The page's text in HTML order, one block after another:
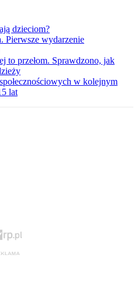
dzieciom?
Pierwsze wydarzenie
to przełom. Sprawdzono, jak
w kolejnym
lat